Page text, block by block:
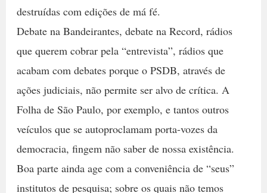
destruídas com edições de má fé.
Debate na Bandeirantes, debate na Record, rádios
que querem cobrar pela “entrevista”, rádios que
acabam com debates porque o PSDB, através de
ações judiciais, não permite ser alvo de crítica. A
Folha de São Paulo, por exemplo, e tantos outros
veículos que se autoproclamam porta-vozes da
democracia, fingem não saber de nossa existência.
Boa parte ainda age com a conveniência de “seus”
institutos de pesquisa; sobre os quais não temos